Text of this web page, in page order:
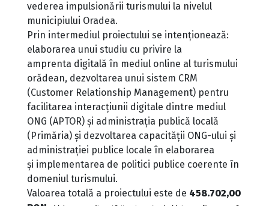
vederea impulsionării turismului la nivelul
municipiului Oradea.
Prin intermediul proiectului se intenționează:
elaborarea unui studiu cu privire la
amprenta digitală în mediul online al turismului
orădean, dezvoltarea unui sistem CRM
(Customer Relationship Management) pentru
facilitarea interacțiunii digitale dintre mediul
ONG (APTOR) și administrația publică locală
(Primăria) și dezvoltarea capacității ONG-ului și
administrației publice locale în elaborarea
și implementarea de politici publice coerente în
domeniul turismului.
Valoarea totală a proiectului este de 458.702,00